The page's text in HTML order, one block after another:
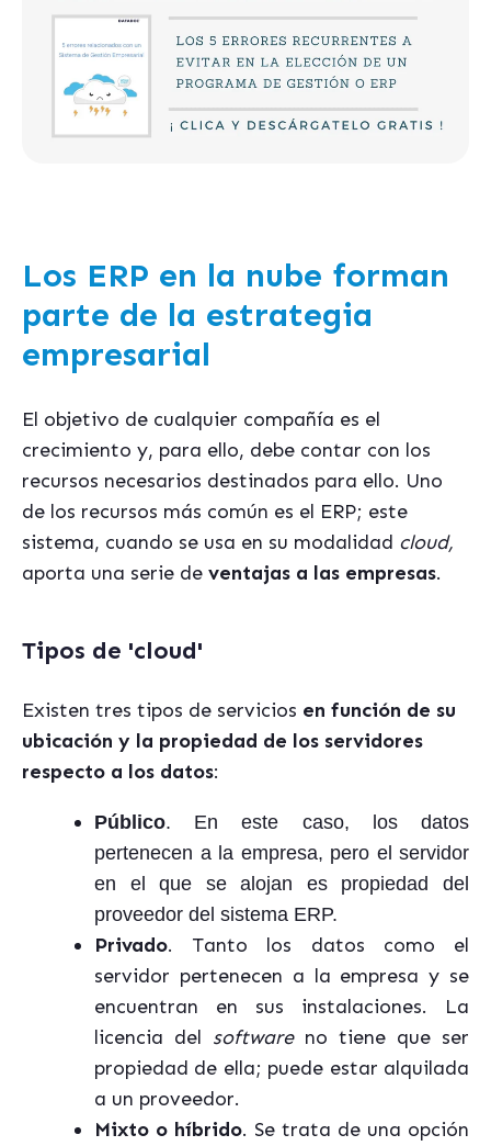
Los ERP en la nube forman
parte de la estrategia
empresarial
El objetivo de cualquier compañía es el
crecimiento y, para ello, debe contar con los
recursos necesarios destinados para ello. Uno
de los recursos más común es el ERP; este
sistema, cuando se usa en su modalidad cloud,
aporta una serie de ventajas a las empresas.
Tipos de 'cloud'
Existen tres tipos de servicios en función de su
ubicación y la propiedad de los servidores
respecto a los datos:
Público. En este caso, los datos
pertenecen a la empresa, pero el servidor
en el que se alojan es propiedad del
proveedor del sistema ERP.
Privado. Tanto los datos como el
servidor pertenecen a la empresa y se
encuentran en sus instalaciones. La
licencia del softwareno tiene que ser
propiedad de ella; puede estar alquilada
a un proveedor.
Mixto o híbrido. Se trata de una opción